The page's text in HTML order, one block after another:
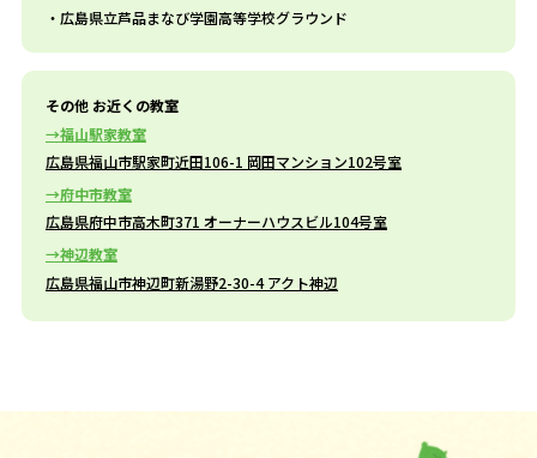
広島県立芦品まなび学園高等学校グラウンド
その他 お近くの教室
福山駅家教室
広島県福山市駅家町近田106-1 岡田マンション102号室
府中市教室
広島県府中市高木町371 オーナーハウスビル104号室
神辺教室
広島県福山市神辺町新湯野2-30-4 アクト神辺